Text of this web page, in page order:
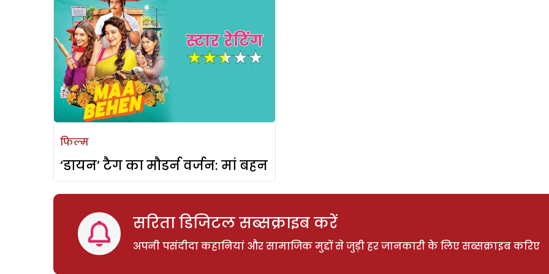
फिल्म
‘डायन’ टैग का मौडर्न वर्जन: मां बहन
सरिता डिजिटल सब्सक्राइब करें
अपनी पसंदीदा कहानियां और सामाजिक मुद्दों से जुड़ी हर जानकारी के लिए सब्सक्राइब करिए